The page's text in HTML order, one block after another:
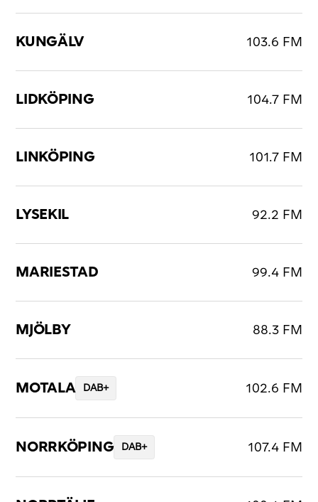
KUNGÄLV 103.6 FM
LIDKÖPING 104.7 FM
LINKÖPING 101.7 FM
LYSEKIL 92.2 FM
MARIESTAD 99.4 FM
MJÖLBY 88.3 FM
MOTALA DAB+ 102.6 FM
NORRKÖPING DAB+ 107.4 FM